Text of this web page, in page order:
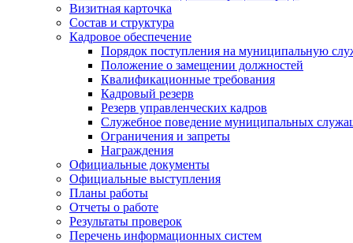
Визитная карточка
Состав и структура
Кадровое обеспечение
Порядок поступления на муниципальную
Положение о замещении должностей
Квалификационные требования
Кадровый резерв
Резерв управленческих кадров
Служебное поведение муниципальных
Ограничения и запреты
Награждения
Официальные документы
Официальные выступления
Планы работы
Отчеты о работе
Результаты проверок
Перечень информационных систем